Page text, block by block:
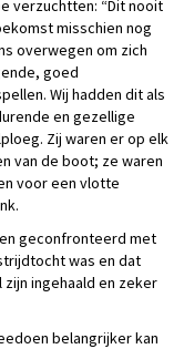
verzuchtten: “Dit nooit
misschien nog
overwegen om zich
goed
Wij hadden dit als
en gezellige
Zij waren er op elk
van de boot; ze waren
voor een vlotte
geconfronteerd met
was en dat
ingehaald en zeker
belangrijker kan